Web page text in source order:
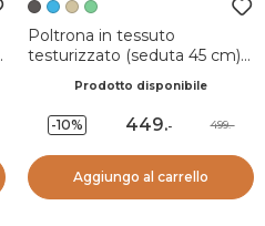
Poltrona in tessuto
testurizzato (seduta 45 cm)
Prodotto disponibile
-10% 449.- 499.-
Aggiungo al carrello